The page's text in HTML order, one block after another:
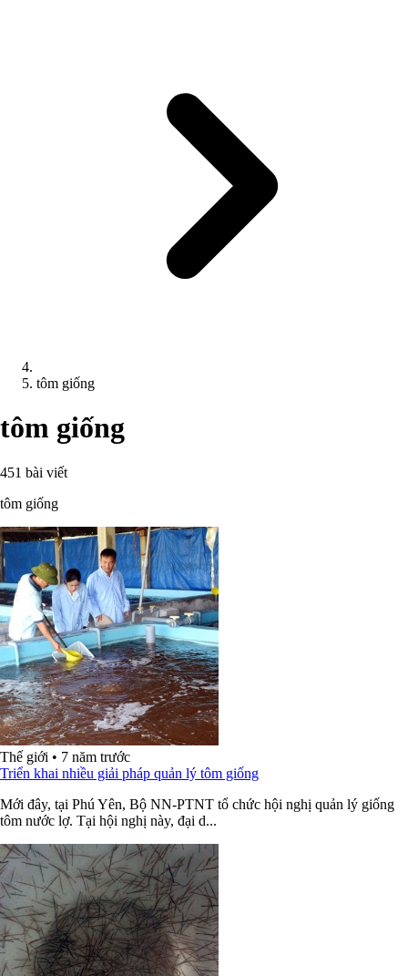
tôm giống
tôm giống
451 bài viết
tôm giống
Thế giới • 7 năm trước
Triển khai nhiều giải pháp quản lý tôm giống
Mới đây, tại Phú Yên, Bộ NN-PTNT tổ chức hội nghị quản lý giống
tôm nước lợ. Tại hội nghị này, đại d...